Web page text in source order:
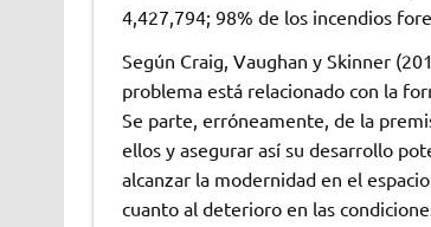
4,427,794; 98% de los incendios
Según Craig, Vaughan y Skinner
problema está relacionado con la
Se parte, erróneamente, de la
ellos y asegurar así su desarrollo
alcanzar la modernidad en el
cuanto al deterioro en las